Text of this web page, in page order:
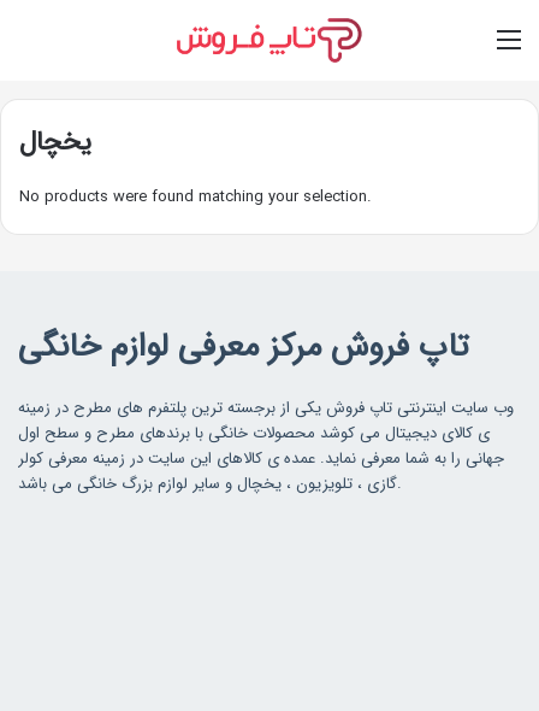
یخچال
No products were found matching your selection.
تاپ فروش مرکز معرفی لوازم خانگی
وب سایت اینترنتی تاپ فروش یکی از برجسته ترین پلتفرم های مطرح در زمینه
ی کالای دیجیتال می کوشد محصولات خانگی با برندهای مطرح و سطح اول
جهانی را به شما معرفی نماید. عمده ی کالاهای این سایت در زمینه معرفی کولر
گازی ، تلویزیون ، یخچال و سایر لوازم بزرگ خانگی می باشد.